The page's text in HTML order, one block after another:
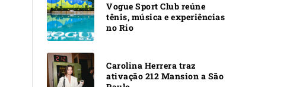
Vogue Sport Club reúne
tênis, música e experiências
no Rio
Carolina Herrera traz
ativação 212 Mansion a São